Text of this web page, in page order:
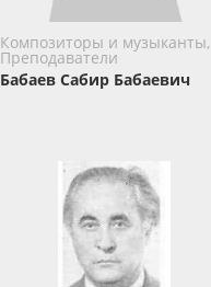
Композиторы и музыканты,
Преподаватели
Бабаев Сабир Бабаевич